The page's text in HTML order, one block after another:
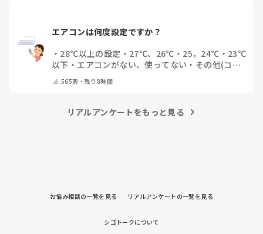
エアコンは何度設定ですか？
・ 28℃以上の設定 ・ 27℃、26℃ ・ 25，24℃ ・ 23℃
以下 ・ エアコンがない、使ってない ・ その他(コメ
565票・残り8時間
リアルアンケートをもっと見る
お悩み相談の一覧を見る リアルアンケートの一覧を見る
シゴトークについて